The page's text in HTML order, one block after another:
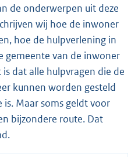
de onderwerpen uit deze
wij hoe de inwoner
hoe de hulpverlening in
gemeente van de inwoner
dat alle hulpvragen die de
kunnen worden gesteld
is. Maar soms geldt voor
bijzondere route. Dat